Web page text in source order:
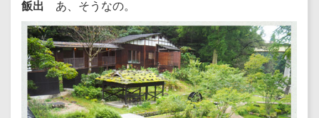
飯出 あ、そうなの。